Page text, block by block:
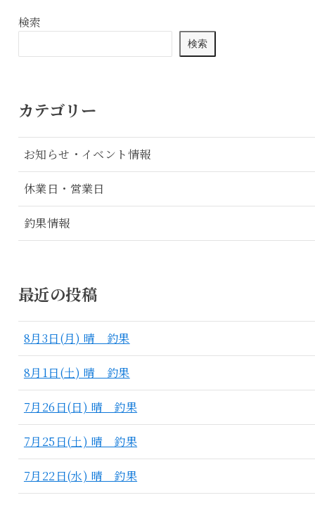
検索
検索
カテゴリー
お知らせ・イベント情報
休業日・営業日
釣果情報
最近の投稿
8月3日(月) 晴 釣果
8月1日(土) 晴 釣果
7月26日(日) 晴 釣果
7月25日(土) 晴 釣果
7月22日(水) 晴 釣果